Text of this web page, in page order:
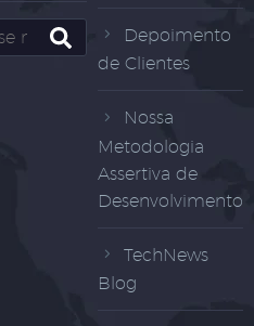
Depoimento
de Clientes
Nossa
Metodologia
Assertiva de
Desenvolvimento
TechNews
Blog